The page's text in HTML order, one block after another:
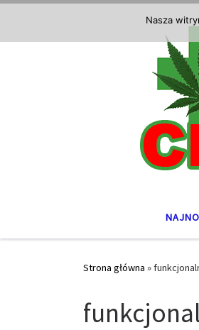
Strona główna »
Nasza